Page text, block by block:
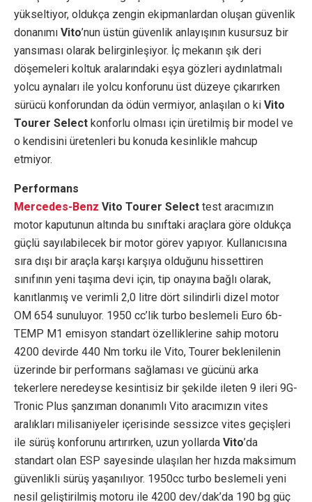
yükseltiyor, oldukça zengin ekipmanlardan oluşan güvenlik
donanımı Vito’nun üstün güvenlik anlayışının kusursuz bir
yansıması olarak belirginleşiyor. İç mekanın şık deri
döşemeleri koltuk aralarındaki eşya gözleri aydınlatmalı
yolcu aynaları ile yolcu konforunu üst düzeye çıkarırken
sürücü konforundan da ödün vermiyor, anlaşılan o ki Vito
Tourer Select konforlu olması için üretilmiş bir model ve
o kendisini üretenleri bu konuda kesinlikle mahcup
etmiyor.
Performans
Mercedes-Benz Vito Tourer Select test aracımızın
motor kaputunun altında bu sınıftaki araçlara göre oldukça
güçlü sayılabilecek bir motor görev yapıyor. Kullanıcısına
sıra dışı bir araçla karşı karşıya olduğunu hissettiren
sınıfının yeni taşıma devi için, tip onayına bağlı olarak,
kanıtlanmış ve verimli 2,0 litre dört silindirli dizel motor
OM 654 sunuluyor. 1950 cc’lik turbo beslemeli Euro 6b-
TEMP M1 emisyon standart özelliklerine sahip motoru
4200 devirde 440 Nm torku ile Vito, Tourer beklenilenin
üzerinde bir performans sağlaması ve gücünü arka
tekerlere neredeyse kesintisiz bir şekilde ileten 9 ileri 9G-
Tronic Plus şanzıman donanımlı Vito aracımızın vites
aralıkları milisaniyeler içerisinde sessizce vites geçişleri
ile sürüş konforunu artırırken, uzun yollarda Vito’da
standart olan ESP sayesinde ulaşılan her hızda maksimum
güvenlikli sürüş yaşanılıyor. 1950cc turbo beslemeli yeni
nesil geliştirilmiş motoru ile 4200 dev/dak’da 190 bg güç